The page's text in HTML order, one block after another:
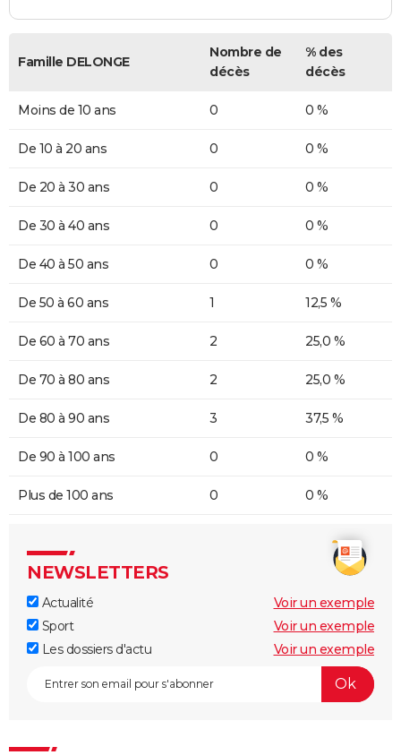
Famille DELONGE
Nombre de
décès
% des
décès
Moins de 10 ans 0 0 %
De 10 à 20 ans 0 0 %
De 20 à 30 ans 0 0 %
De 30 à 40 ans 0 0 %
De 40 à 50 ans 0 0 %
De 50 à 60 ans 1 12,5 %
De 60 à 70 ans 2 25,0 %
De 70 à 80 ans 2 25,0 %
De 80 à 90 ans 3 37,5 %
De 90 à 100 ans 0 0 %
Plus de 100 ans 0 0 %
NEWSLETTERS
Actualité
Voir un exemple
Sport
Voir un exemple
Les dossiers d'actu
Voir un exemple